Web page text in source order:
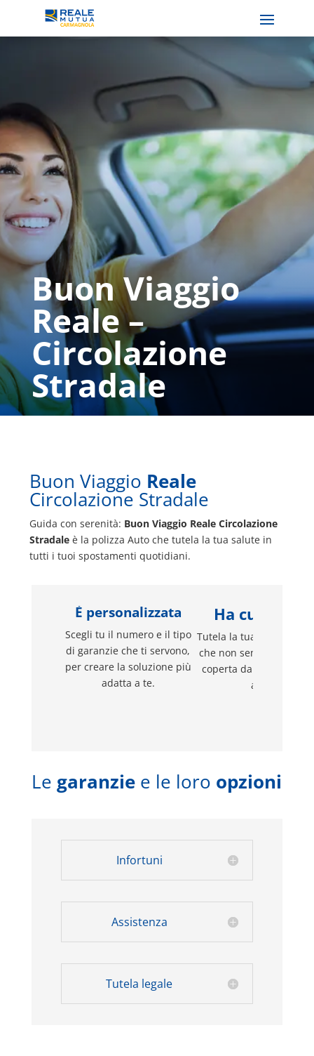
Buon Viaggio
Reale –
Circolazione
Stradale
Buon Viaggio Reale
Circolazione Stradale
Guida con serenità: Buon Viaggio Reale Circolazione
Stradale è la polizza Auto che tutela la tua salute in
tutti i tuoi spostamenti quotidiani.
È personalizzata
Scegli tu il numero e il tipo
di garanzie che ti servono,
per creare la soluzione più
adatta a te.
Ha cura di te
Tutela la tua integrità
che non sempre è del
coperta
auto.
Le garanziee le loro opzioni
Infortuni
Assistenza
Tutela legale